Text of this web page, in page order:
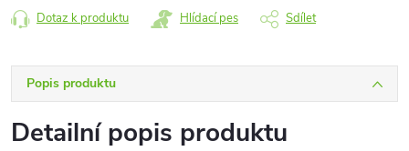
Dotaz k produktu Hlídací pes Sdílet
Popis produktu
Detailní popis produktu